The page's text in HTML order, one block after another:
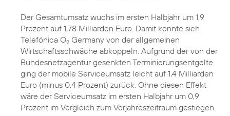
Der Gesamtumsatz wuchs im ersten Halbjahr um 1,9
Prozent auf 1,78 Milliarden Euro. Damit konnte sich
Telefónica O2 Germany von der allgemeinen
Wirtschaftsschwäche abkoppeln. Aufgrund der von der
Bundesnetzagentur gesenkten Terminierungsentgelte
ging der mobile Serviceumsatz leicht auf 1,4 Milliarden
Euro (minus 0,4 Prozent) zurück. Ohne diesen Effekt
wäre der Serviceumsatz im ersten Halbjahr um 0,9
Prozent im Vergleich zum Vorjahreszeitraum gestiegen.